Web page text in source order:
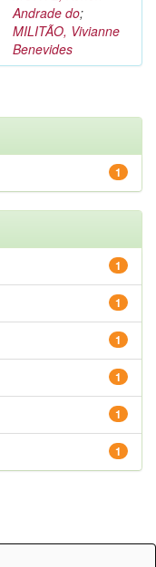
Andrade do;
MILITÃO, Vivianne
Benevides
1
1
1
1
1
1
1